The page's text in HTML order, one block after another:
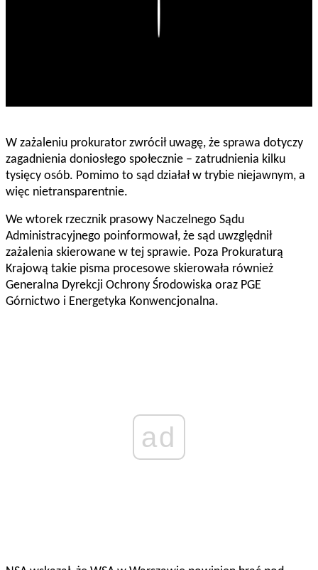
W zażaleniu prokurator zwrócił uwagę, że sprawa dotyczy
zagadnienia doniosłego społecznie – zatrudnienia kilku
tysięcy osób. Pomimo to sąd działał w trybie niejawnym, a
więc nietransparentnie.
We wtorek rzecznik prasowy Naczelnego Sądu
Administracyjnego poinformował, że sąd uwzględnił
zażalenia skierowane w tej sprawie. Poza Prokuraturą
Krajową takie pisma procesowe skierowała również
Generalna Dyrekcji Ochrony Środowiska oraz PGE
Górnictwo i Energetyka Konwencjonalna.
ad